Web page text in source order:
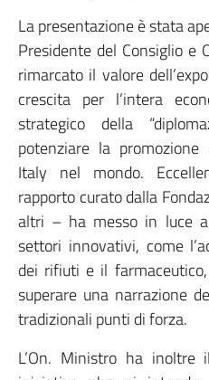
La presentazione è stata
Presidente del Consiglio e
rimarcato il valore
crescita per l’intera
strategico della
potenziare la
Italy nel mondo.
rapporto curato dalla
altri – ha messo in luce
settori innovativi, come
dei rifiuti e il
superare una narrazione
tradizionali punti di forza.
L’On. Ministro ha inoltre